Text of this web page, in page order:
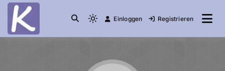
die Community Einloggen Registrieren